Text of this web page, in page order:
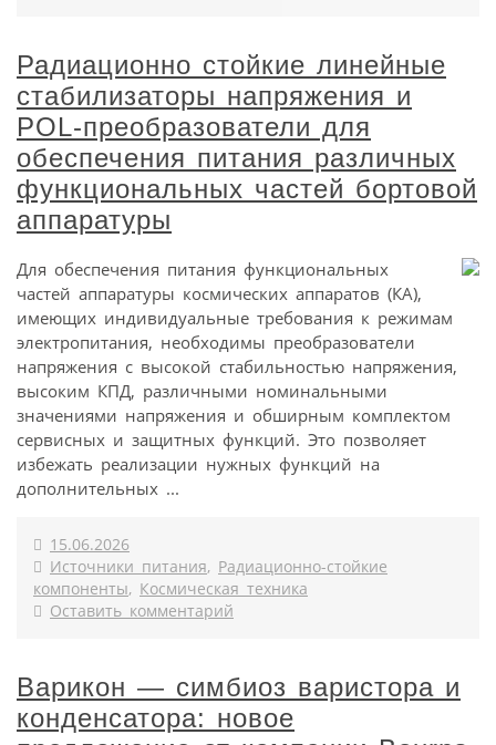
Радиационно стойкие линейные
стабилизаторы напряжения и
POL-преобразователи для
обеспечения питания различных
функциональных частей бортовой
аппаратуры
Для обеспечения питания функциональных
частей аппаратуры космических аппаратов (КА),
имеющих индивидуальные требования к режимам
электропитания, необходимы преобразователи
напряжения с высокой стабильностью напряжения,
высоким КПД, различными номинальными
значениями напряжения и обширным комплектом
сервисных и защитных функций. Это позволяет
избежать реализации нужных функций на
дополнительных ...
15.06.2026
Источники питания, Радиационно-стойкие
компоненты, Космическая техника
Оставить комментарий
Варикон — симбиоз варистора и
конденсатора: новое